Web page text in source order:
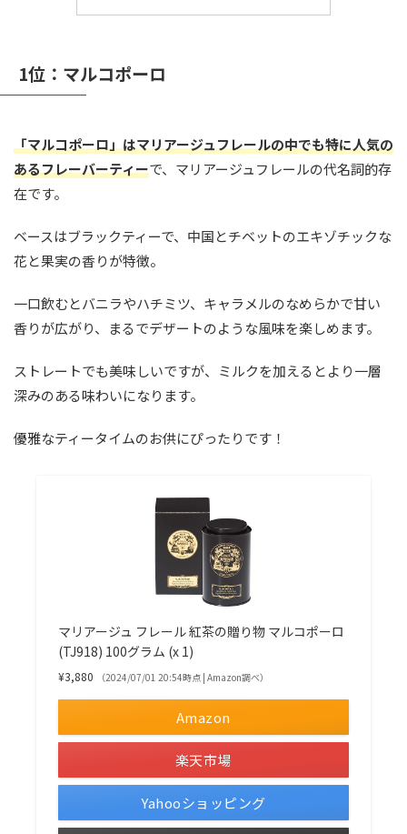
1位：マルコポーロ
「マルコポーロ」はマリアージュフレールの中でも特に人気の
あるフレーバーティーで、マリアージュフレールの代名詞的存
在です。
ベースはブラックティーで、中国とチベットのエキゾチックな
花と果実の香りが特徴。
一口飲むとバニラやハチミツ、キャラメルのなめらかで甘い
香りが広がり、まるでデザートのような風味を楽しめます。
ストレートでも美味しいですが、ミルクを加えるとより一層
深みのある味わいになります。
優雅なティータイムのお供にぴったりです！
マリアージュ フレール 紅茶の贈り物 マルコポーロ
(TJ918) 100グラム (x 1)
¥3,880 （2024/07/01 20:54時点 | Amazon調べ）
Amazon
楽天市場
Yahooショッピング